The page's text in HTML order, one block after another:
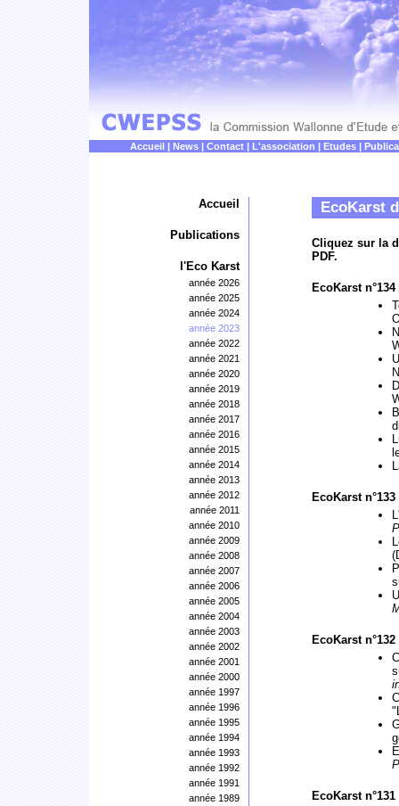
Accueil | News | Contact | L'association | Etudes |
EcoKarst
Cliquez sur la
PDF.
EcoKarst n°134
EcoKarst n°133
EcoKarst n°132
EcoKarst n°131
Accueil
Publications
l'Eco Karst
année 2026
année 2025
année 2024
année 2023
année 2022
année 2021
année 2020
année 2019
année 2018
année 2017
année 2016
année 2015
année 2014
année 2013
année 2012
année 2011
année 2010
année 2009
année 2008
année 2007
année 2006
année 2005
année 2004
année 2003
année 2002
année 2001
année 2000
année 1997
année 1996
année 1995
année 1994
année 1993
année 1992
année 1991
année 1989